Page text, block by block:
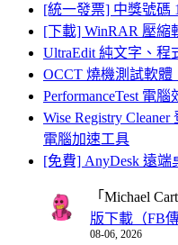
[統一發票] 中獎號碼
[下載] WinRAR 壓縮
UltraEdit 純文字、程
OCCT 燒機測試軟體
PerformanceTest 電
Wise Registry
電腦加速工具
[免費] AnyDesk 遠端
「 Michael
版下載（FB
08-06, 2026